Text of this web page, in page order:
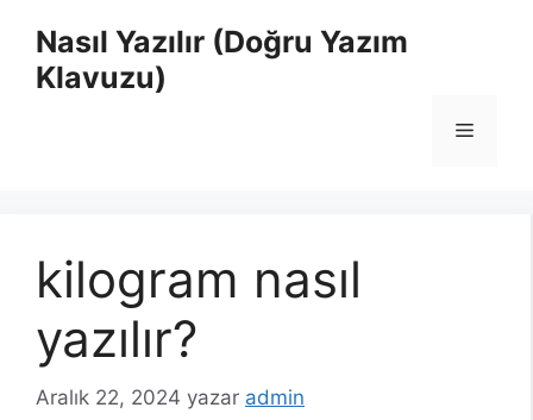
Nasıl Yazılır (Doğru Yazım
Klavuzu)
Menü
kilogram nasıl
yazılır?
Aralık 22, 2024 yazar admin